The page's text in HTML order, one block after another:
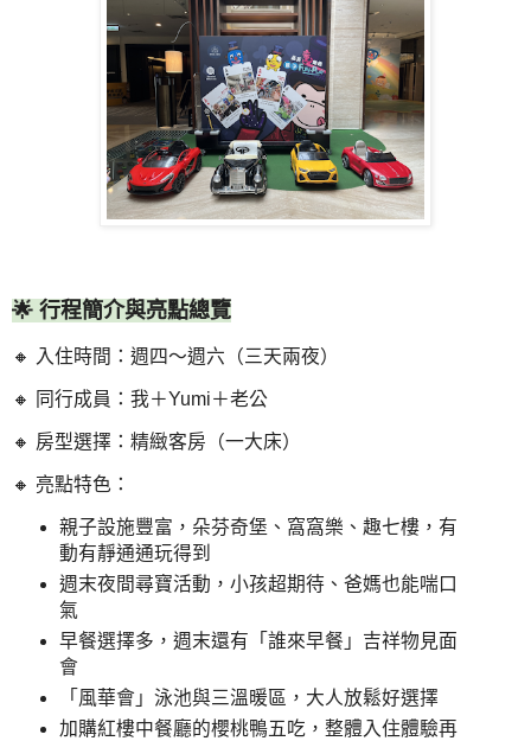
🌟 行程簡介與亮點總覽
🔸 入住時間：週四～週六（三天兩夜）
🔸 同行成員：我＋Yumi＋老公
🔸 房型選擇：精緻客房（一大床）
🔸 亮點特色：
親子設施豐富，朵芬奇堡、窩窩樂、趣七樓，有
動有靜通通玩得到
週末夜間尋寶活動，小孩超期待、爸媽也能喘口
氣
早餐選擇多，週末還有「誰來早餐」吉祥物見面
會
「風華會」泳池與三溫暖區，大人放鬆好選擇
加購紅樓中餐廳的櫻桃鴨五吃，整體入住體驗再